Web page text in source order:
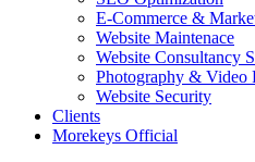
E-Commerce &
Website Maintenace
Website Consultancy
Photography & Video
Website Security
Clients
Morekeys Official